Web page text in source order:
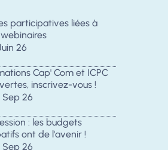
participatives liées à
webinaires
26
Cap' Com et ICPC
inscrivez-vous !
Sep 26
: les budgets
ont de l'avenir !
Sep 26